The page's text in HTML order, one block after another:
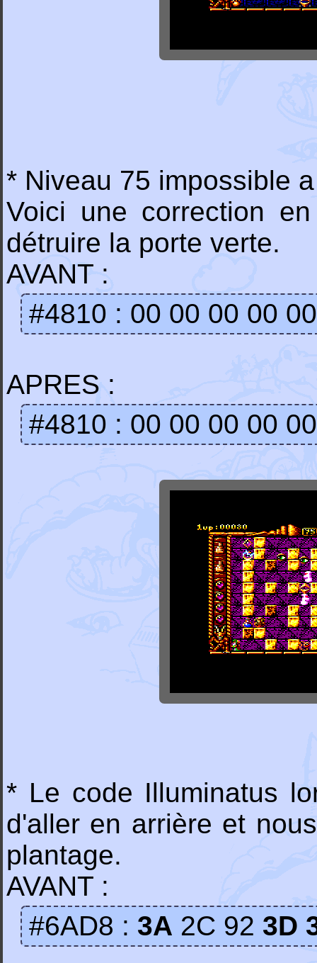
* Niveau 75 impossible
Voici une correction
détruire la porte verte.
AVANT :
#4810 : 00 00 00 00
APRES :
#4810 : 00 00 00 00
* Le code Illuminatus
d'aller en arrière et
plantage.
AVANT :
#6AD8 : 3A 2C 92 3D